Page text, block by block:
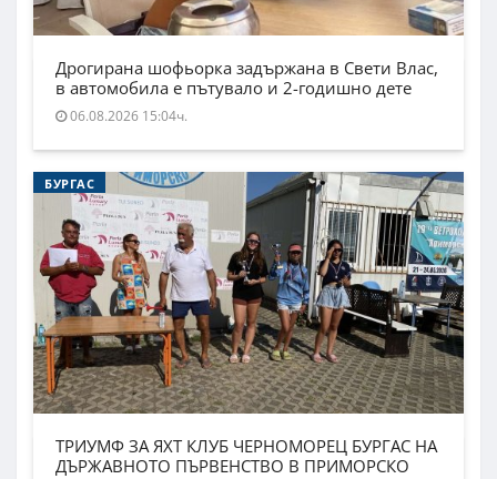
Дрогирана шофьорка задържана в Свети Влас,
в автомобила е пътувало и 2-годишно дете
06.08.2026 15:04ч.
БУРГАС
ТРИУМФ ЗА ЯХТ КЛУБ ЧЕРНОМОРЕЦ БУРГАС НА
ДЪРЖАВНОТО ПЪРВЕНСТВО В ПРИМОРСКО